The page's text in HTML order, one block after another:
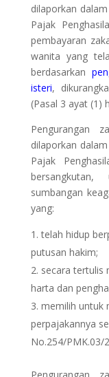
dilaporkan
Pajak
pembayaran
wanita yang
berdasarkan
isteri,
(Pasal 3 ayat (1)
Pengurangan
dilaporkan
Pajak
sumbangan
yang:
telah hidup
putusan hakim;
secara tertulis
harta dan
memilih untuk
perpajakannya
No.254/PMK.03/